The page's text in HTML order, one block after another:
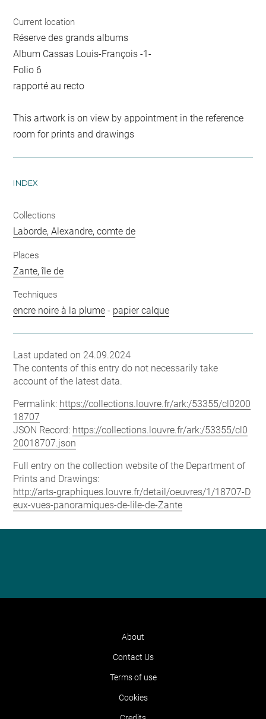
Current location
Réserve des grands albums
Album Cassas Louis-François -1-
Folio 6
rapporté au recto
This artwork is on view by appointment in the reference
room for prints and drawings
INDEX
Collections
Laborde, Alexandre, comte de
Places
Zante, île de
Techniques
encre noire à la plume - papier calque
Last updated on 24.09.2024
The contents of this entry do not necessarily take
account of the latest data.
Permalink: https://collections.louvre.fr/ark:/53355/cl0200
18707
JSON Record: https://collections.louvre.fr/ark:/53355/cl0
20018707.json
Full entry on the collection website of the Department of
Prints and Drawings:
http://arts-graphiques.louvre.fr/detail/oeuvres/1/18707-D
eux-vues-panoramiques-de-lile-de-Zante
About
Contact Us
Terms of use
Cookies